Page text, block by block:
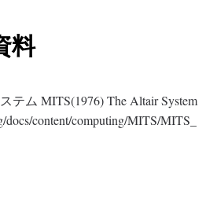
料
テム MITS(1976) The Altair System
docs/content/computing/MITS/MITS_